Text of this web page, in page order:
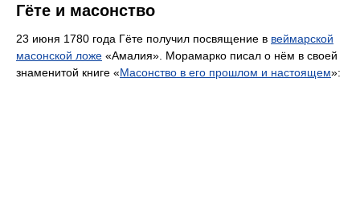
Гёте и масонство
23 июня 1780 года Гёте получил посвящение в веймарской
масонской ложе «Амалия». Морамарко писал о нём в своей
знаменитой книге «Масонство в его прошлом и настоящем»: